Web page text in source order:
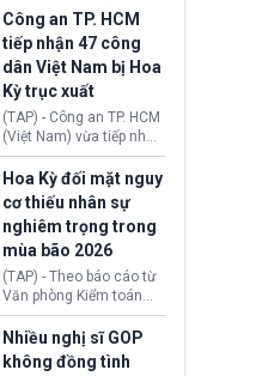
giới lùi sâu xuống dưới
mức 80 USD/thùng.
tại Vương quốc Anh đã
chính thức quay trở lại.
Học bổng Chevening
2027/28 của Chính phủ
Anh vừa mở cổng ứng
tuyển dành riêng ứng
viên Việt Nam, hỗ trợ
toàn bộ chi phí học tập
cùng nhiều quyền lợi
trong suốt một năm
học.
Công an TP. HCM
tiếp nhận 47 công
dân Việt Nam bị Hoa
Kỳ trục xuất
(TAP) - Công an TP. HCM
(Việt Nam) vừa tiếp nhận
47 công dân Việt Nam bị
Hoa Kỳ trục xuất về
nước. Đây là đợt có số
lượng lớn nhất từ đầu
năm 2026 đến nay, phản
ánh xu hướng gia tăng
các trường hợp trục
xuất.
Hoa Kỳ đối mặt nguy
cơ thiếu nhân sự
nghiêm trọng trong
mùa bão 2026
(TAP) - Theo báo cáo từ
Văn phòng Kiểm toán
Chính phủ (GAO), Cơ
quan Quản lý Khẩn cấp
Liên bang (FEMA) thuộc
Bộ An ninh Nội địa Hoa
Nhiều nghị sĩ GOP
không đồng tình